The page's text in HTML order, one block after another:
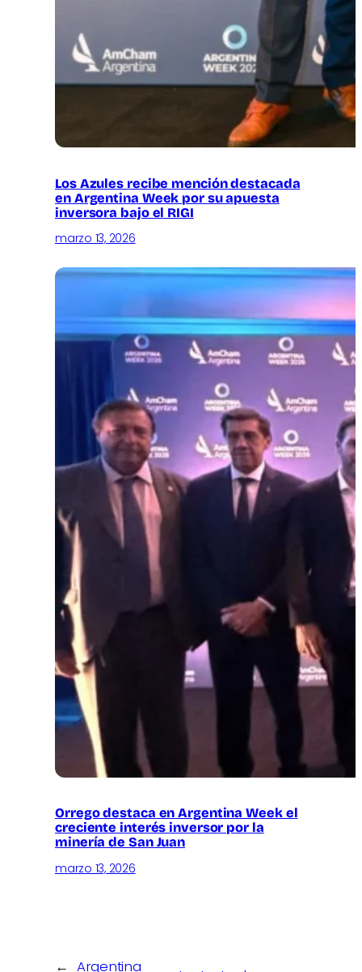
Los Azules recibe mención destacada
en Argentina Week por su apuesta
inversora bajo el RIGI
marzo 13, 2026
Orrego destaca en Argentina Week el
creciente interés inversor por la
minería de San Juan
marzo 13, 2026
← Argentina